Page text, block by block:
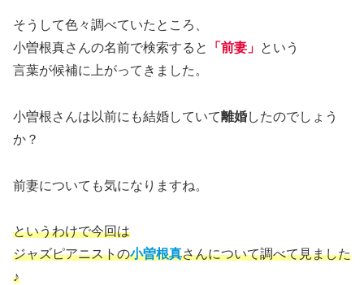
そうして色々調べていたところ、
小曽根真さんの名前で検索すると
「前妻」 という
言葉が候補に上がってきました。
小曽根さんは以前にも結婚していて離婚したのでしょう
か？
前妻についても気になりますね。
というわけで今回は
ジャズピアニストの小曽根真さんについて調べて見ました
♪